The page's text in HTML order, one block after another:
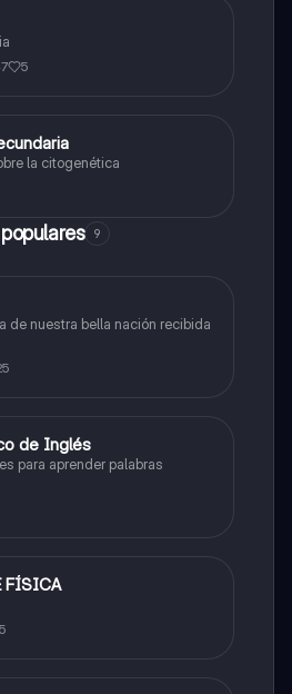
5
la citogenética
9
de nuestra bella nación recibida
de Inglés
para aprender palabras
FÍSICA